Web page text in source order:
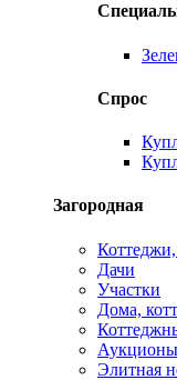
Спрос
Загородная
Дачи
Участки
Дома,
Аукционы
Элитная